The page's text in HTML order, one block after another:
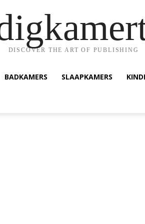
DISCOVER THE ART OF PUBLISHING
BADKAMERS SLAAPKAMERS